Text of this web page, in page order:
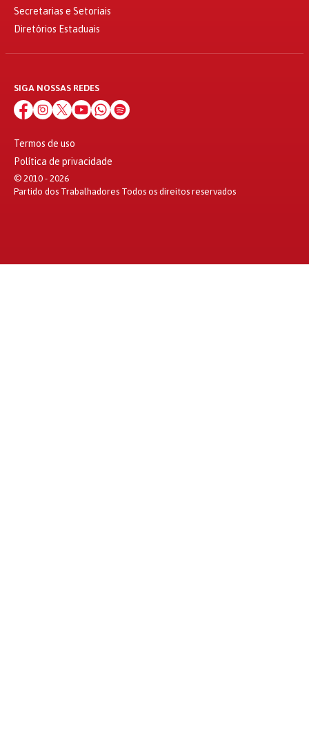
Secretarias e Setoriais
Diretórios Estaduais
SIGA NOSSAS REDES
Termos de uso
Política de privacidade
© 2010 - 2026
Partido dos Trabalhadores Todos os direitos reservados